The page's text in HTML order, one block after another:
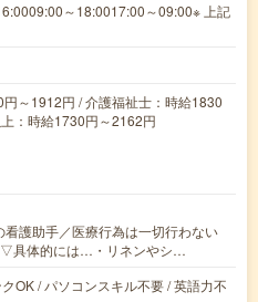
～18:0017:00～09:00※ 上記
～1912円 / 介護福祉士：時給1830
：時給1730円～2162円
看護助手／医療行為は一切行わない
▽具体的には…・リネンやシ…
OK / パソコンスキル不要 / 英語力不